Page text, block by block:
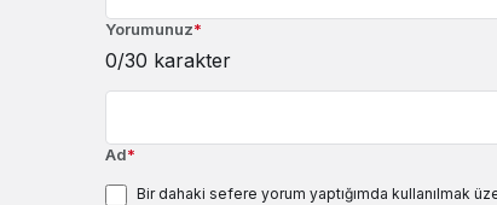
Yorumunuz*
0/30 karakter
Ad*
Bir dahaki sefere yorum yaptığımda kullanılmak